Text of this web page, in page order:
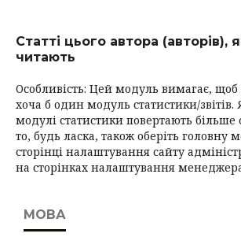
Статті цього автора (авторів),
читають
Особливість: Цей модуль вимагає, щоб
хоча б один модуль статистики/
модулі статистики повертають більше
то, будь ласка, також оберіть головну
сторінці налаштування сайту
на сторінках налаштування
МОВА